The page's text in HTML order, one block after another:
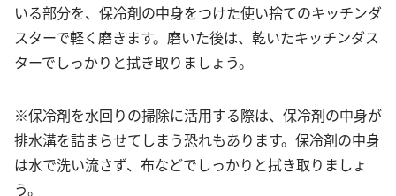
いる部分を、保冷剤の中身をつけた使い捨てのキッチンダ
スターで軽く磨きます。磨いた後は、乾いたキッチンダス
ターでしっかりと拭き取りましょう。
※保冷剤を水回りの掃除に活用する際は、保冷剤の中身が
排水溝を詰まらせてしまう恐れもあります。保冷剤の中身
は水で洗い流さず、布などでしっかりと拭き取りましょ
う。